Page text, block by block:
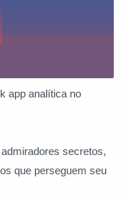
app analítica no
secretos,
que perseguem seu